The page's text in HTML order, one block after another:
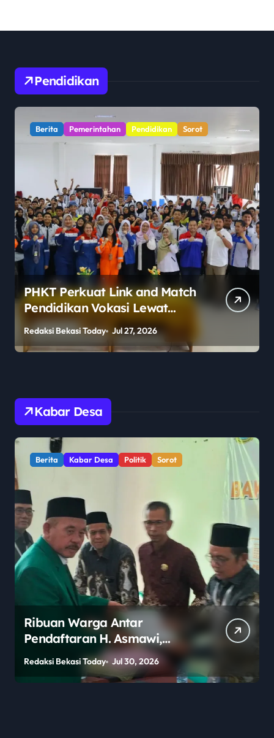
Pendidikan
Berita Pemerintahan Pendidikan Sorot
PHKT Perkuat Link and Match
Pendidikan Vokasi Lewat
Program Guru Tamu di SMKN
2 Penajam Paser Utara
Redaksi Bekasi Today Jul 27, 2026
Kabar Desa
Berita Kabar Desa Politik Sorot
Ribuan Warga Antar
Pendaftaran H. Asmawi,
Dukungan Menggema:
“Lanjutkan!”
Redaksi Bekasi Today Jul 30, 2026